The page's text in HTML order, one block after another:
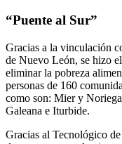
“Puente al Sur”
Gracias a la vinculación
de Nuevo León, se hizo
eliminar la pobreza
personas de 160
como son: Mier y
Galeana e Iturbide.
Gracias al Tecnológico